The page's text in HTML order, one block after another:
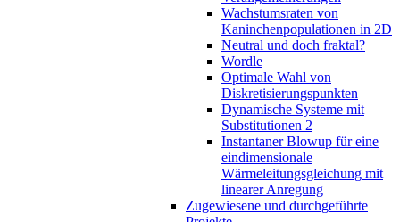
Wachstumsraten von
Kaninchenpopulationen in 2D
Neutral und doch fraktal?
Wordle
Optimale Wahl von
Diskretisierungspunkten
Dynamische Systeme mit
Substitutionen 2
Instantaner Blowup für eine
eindimensionale
Wärmeleitungsgleichung mit
linearer Anregung
Zugewiesene und durchgeführte